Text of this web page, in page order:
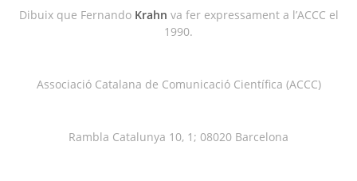
Dibuix que Fernando Krahn va fer expressament a l’ACCC el
1990.
Associació Catalana de Comunicació Científica (ACCC)
Rambla Catalunya 10, 1; 08020 Barcelona